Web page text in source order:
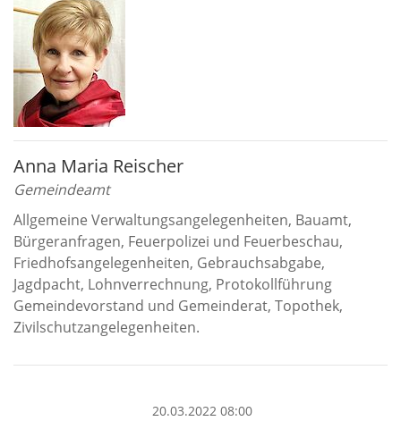
Anna Maria Reischer
Gemeindeamt
Allgemeine Verwaltungsangelegenheiten, Bauamt,
Bürgeranfragen, Feuerpolizei und Feuerbeschau,
Friedhofsangelegenheiten, Gebrauchsabgabe,
Jagdpacht, Lohnverrechnung, Protokollführung
Gemeindevorstand und Gemeinderat, Topothek,
Zivilschutzangelegenheiten.
20.03.2022 08:00